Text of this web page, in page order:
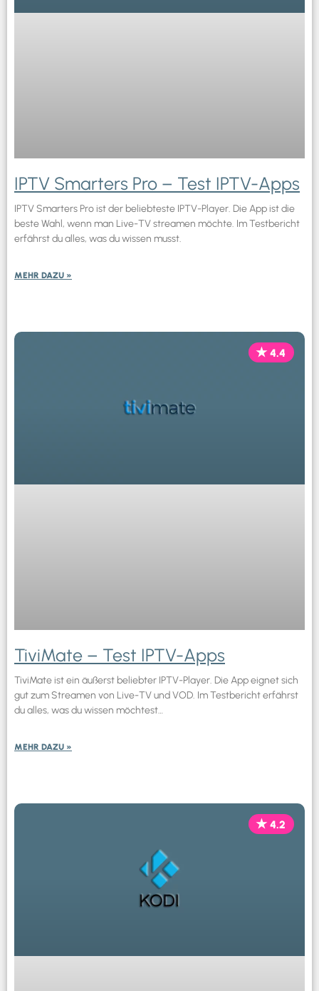
IPTV Smarters Pro – Test IPTV-Apps
IPTV Smarters Pro ist der beliebteste IPTV-Player. Die App ist die
beste Wahl, wenn man Live-TV streamen möchte. Im Testbericht
erfährst du alles, was du wissen musst.
MEHR DAZU »
4.4
TiviMate – Test IPTV-Apps
TiviMate ist ein äußerst beliebter IPTV-Player. Die App eignet sich
gut zum Streamen von Live-TV und VOD. Im Testbericht erfährst
du alles, was du wissen möchtest…
MEHR DAZU »
4.2